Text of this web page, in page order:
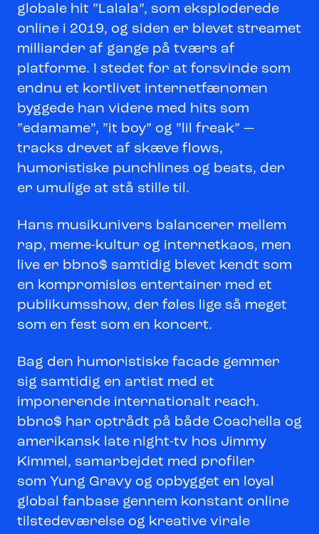
globale hit ”Lalala”, som eksploderede
online i 2019, og siden er blevet streamet
milliarder af gange på tværs af
platforme. I stedet for at forsvinde som
endnu et kortlivet internetfænomen
byggede han videre med hits som
”edamame”, ”it boy” og ”lil freak” —
tracks drevet af skæve flows,
humoristiske punchlines og beats, der
er umulige at stå stille til.
Hans musikunivers balancerer mellem
rap, meme-kultur og internetkaos, men
live er bbno$ samtidig blevet kendt som
en kompromisløs entertainer med et
publikumsshow, der føles lige så meget
som en fest som en koncert.
Bag den humoristiske facade gemmer
sig samtidig en artist med et
imponerende internationalt reach.
bbno$ har optrådt på både Coachella og
amerikansk late night-tv hos Jimmy
Kimmel, samarbejdet med profiler
som Yung Gravy og opbygget en loyal
global fanbase gennem konstant online
tilstedeværelse og kreative virale